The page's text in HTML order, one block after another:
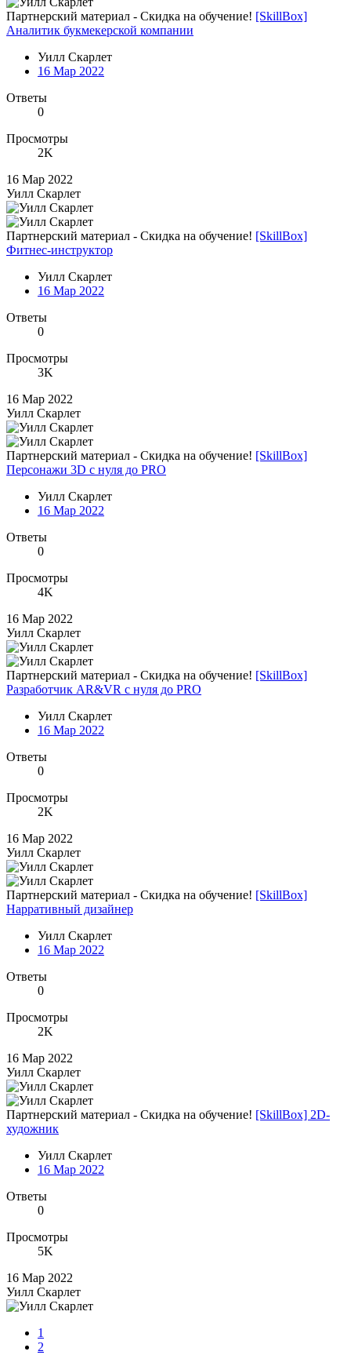
Партнерский материал - Скидка на обучение! [SkillBox]
Аналитик букмекерской компании
Уилл Скарлет
16 Мар 2022
Ответы
0
Просмотры
2K
16 Мар 2022
Уилл Скарлет
Партнерский материал - Скидка на обучение! [SkillBox]
Фитнес-инструктор
Уилл Скарлет
16 Мар 2022
Ответы
0
Просмотры
3K
16 Мар 2022
Уилл Скарлет
Партнерский материал - Скидка на обучение! [SkillBox]
Персонажи 3D с нуля до PRO
Уилл Скарлет
16 Мар 2022
Ответы
0
Просмотры
4K
16 Мар 2022
Уилл Скарлет
Партнерский материал - Скидка на обучение! [SkillBox]
Разработчик AR&VR с нуля до PRO
Уилл Скарлет
16 Мар 2022
Ответы
0
Просмотры
2K
16 Мар 2022
Уилл Скарлет
Партнерский материал - Скидка на обучение! [SkillBox]
Нарративный дизайнер
Уилл Скарлет
16 Мар 2022
Ответы
0
Просмотры
2K
16 Мар 2022
Уилл Скарлет
Партнерский материал - Скидка на обучение! [SkillBox] 2D-
художник
Уилл Скарлет
16 Мар 2022
Ответы
0
Просмотры
5K
16 Мар 2022
Уилл Скарлет
1
2